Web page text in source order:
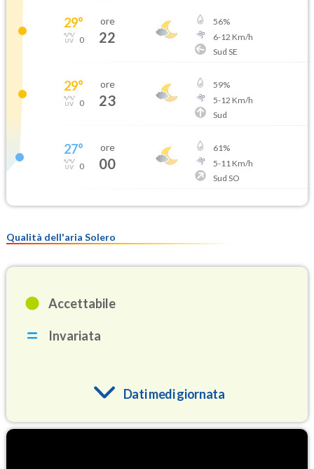
29°
0
ore
22
56%
6-12 Km/h
Sud SE
29°
0
ore
23
59%
5-12 Km/h
Sud
27°
0
ore
00
61%
5-11 Km/h
Sud SO
Qualità dell'aria Solero
Accettabile
Invariata
Dati medi giornata